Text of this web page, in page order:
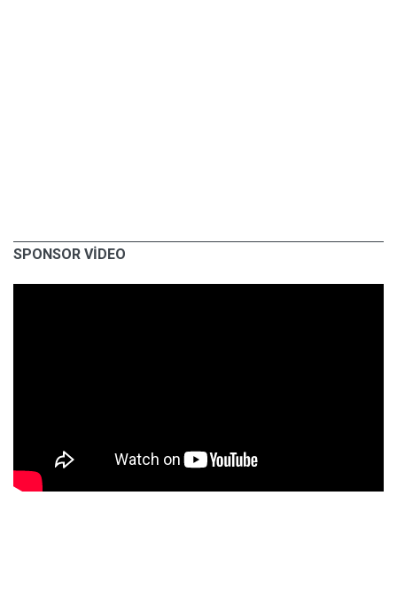
SPONSOR VİDEO